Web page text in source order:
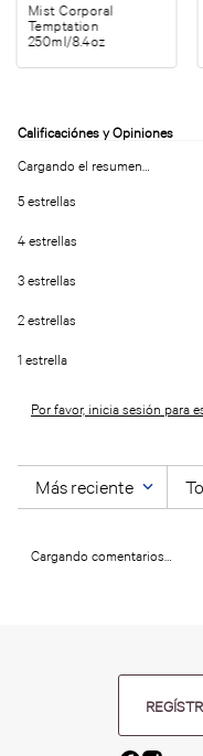
Mist Corporal
Temptation
250ml/8.4oz
Cargando el resumen…
5 estrellas
4 estrellas
3 estrellas
2 estrellas
1 estrella
Por favor, inicia sesión para
Más reciente
Cargando comentarios…